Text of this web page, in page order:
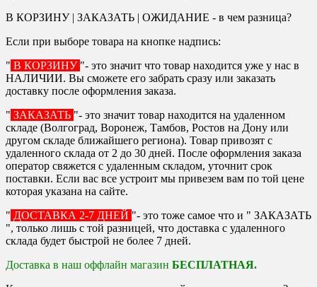
В КОРЗИНУ | ЗАКАЗАТЬ | ОЖИДАНИЕ - в чем разница?
Если при выборе товара на кнопке надпись:
" В КОРЗИНУ "- это значит что товар находится уже у нас в
НАЛИЧИИ. Вы сможете его забрать сразу или заказать
доставку после оформления заказа.
" ЗАКАЗАТЬ "- это значит товар находится на удаленном
складе (Волгоград, Воронеж, Тамбов, Ростов на Дону или
другом складе ближайшего региона). Товар привозят с
удаленного склада от 2 до 30 дней. После оформления заказа
оператор свяжется с удаленным складом, уточнит срок
поставки. Если вас все устроит мы привезем вам по той цене
которая указана на сайте.
" ДОСТАВКА 2-7 ДНЕЙ "- это тоже самое что и " ЗАКАЗАТЬ
", только лишь с той разницей, что доставка с удаленного
склада будет быстрой не более 7 дней.
Доставка в наш оффлайн магазин БЕСПЛАТНАЯ.